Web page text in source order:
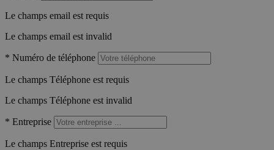
Le champs email est requis
Le champs email est invalid
* Numéro de téléphone
Le champs Téléphone est requis
Le champs Téléphone est invalid
* Entreprise
Le champs Entreprise est requis